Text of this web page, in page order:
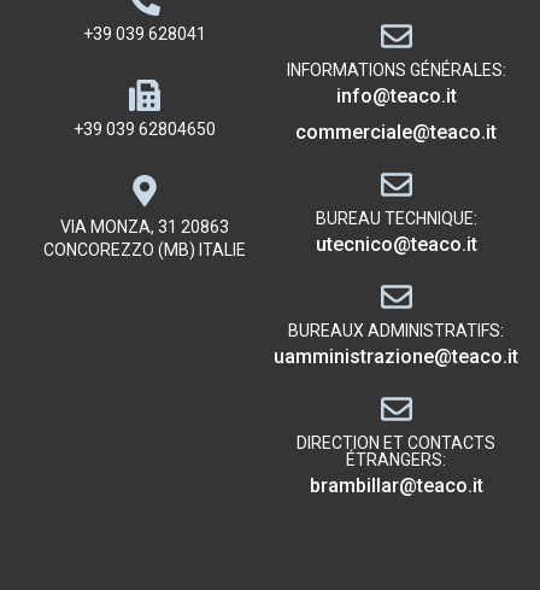
+39 039 628041
+39 039 62804650
VIA MONZA, 31 20863
CONCOREZZO (MB) ITALIE
INFORMATIONS GÉNÉRALES:
info@teaco.it
commerciale@teaco.it
BUREAU TECHNIQUE:
utecnico@teaco.it
BUREAUX ADMINISTRATIFS:
uamministrazione@teaco.it
DIRECTION ET CONTACTS
ÉTRANGERS:
brambillar@teaco.it